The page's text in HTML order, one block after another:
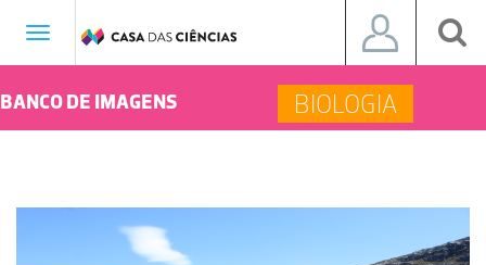
Toggle
BANCO DE IMAGENS BIOLOGIA